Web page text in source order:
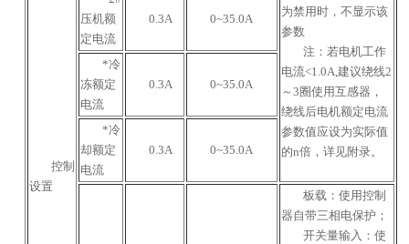
控制
设置
为禁用时，不显示该
参数
注：若电机工作
电流<1.0A,建议绕线2
～3圈使用互感器，
绕线后电机额定电流
参数值应设为实际值
的n倍，详见附录。
压机额
定电流
0.3A 0~35.0A
*冷
冻额定
电流
0.3A 0~35.0A
*冷
却额定
电流
0.3A 0~35.0A
板载：使用控制
器自带三相电保护；
开关量输入：使